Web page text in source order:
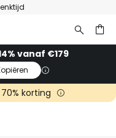
vanaf €179
korting